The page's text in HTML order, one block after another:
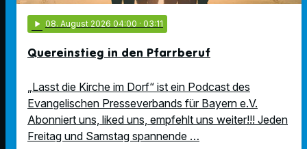
play_arrow 08. August 2026 04:00 · 03:11
Quereinstieg in den Pfarrberuf
„Lasst die Kirche im Dorf“ ist ein Podcast des
Evangelischen Presseverbands für Bayern e.V.
Abonniert uns, liked uns, empfehlt uns weiter!!! Jeden
Freitag und Samstag spannende …